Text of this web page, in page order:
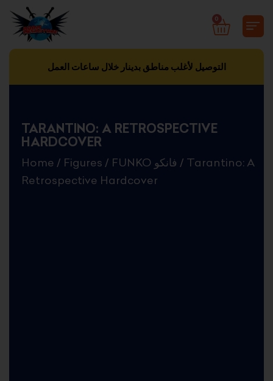
content
0
CART
التوصيل لأغلب مناطق بدينار خلال ساعات العمل
TARANTINO: A RETROSPECTIVE
HARDCOVER
Home / Figures / FUNKO فانكو / Tarantino: A
Retrospective Hardcover